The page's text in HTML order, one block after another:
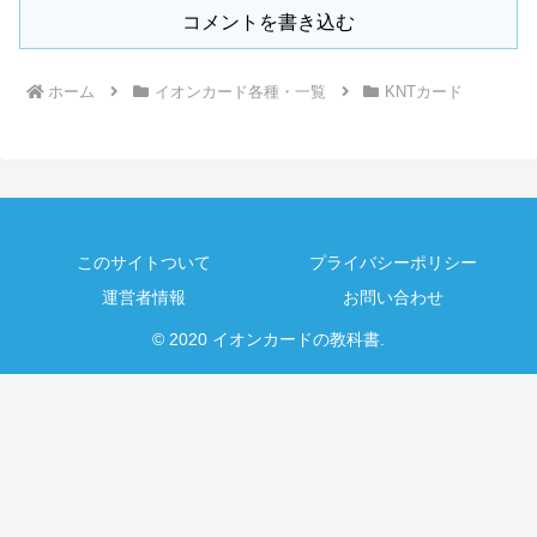
コメントを書き込む
ホーム イオンカード各種・一覧 KNTカード
このサイトついて
プライバシーポリシー
運営者情報
お問い合わせ
© 2020 イオンカードの教科書.